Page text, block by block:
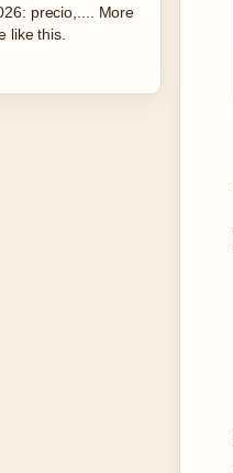
la Cena. This is
I have seen